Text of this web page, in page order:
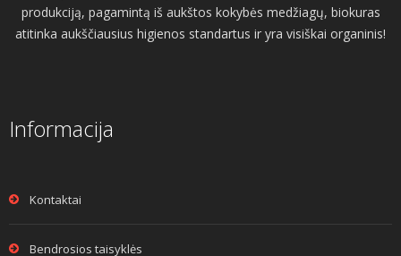
produkciją, pagamintą iš aukštos kokybės medžiagų, biokuras
atitinka aukščiausius higienos standartus ir yra visiškai organinis!
Informacija
Kontaktai
Bendrosios taisyklės